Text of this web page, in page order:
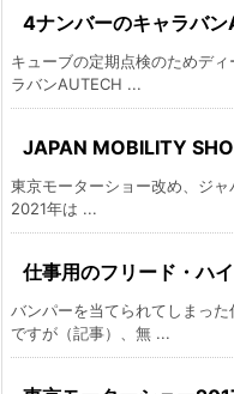
4ナンバーのキャラバ
キューブの定期点検のためデ
ラバンAUTECH ...
JAPAN MOBILITY
東京モーターショー改め、ジ
2021年は ...
仕事用のフリード・ハ
バンパーを当てられてしまっ
ですが（記事）、無 ...